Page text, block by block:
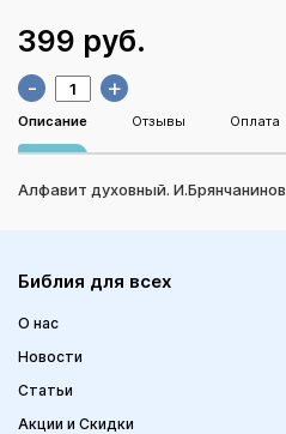
399 руб.
- +
Описание Отзывы Оплата
Алфавит духовный. И.Брянчанинов
Библия для всех
О нас
Новости
Статьи
Акции и Скидки